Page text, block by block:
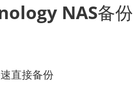
NAS备份
直接备份